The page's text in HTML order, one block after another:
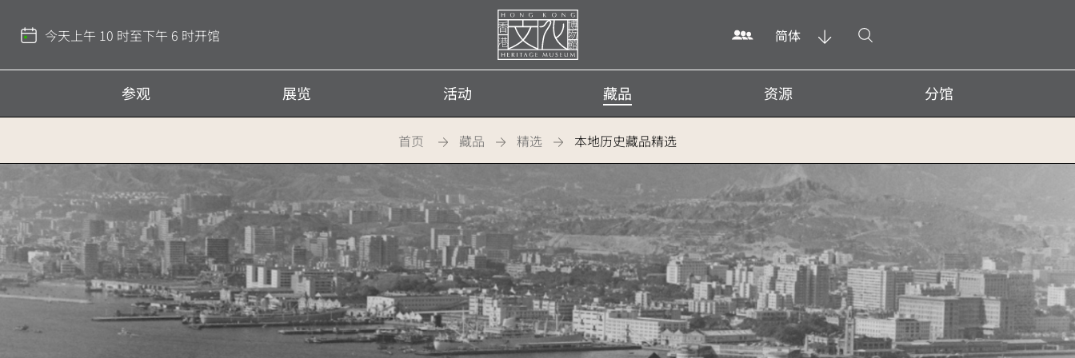
部
今天上午 10 时至下午 6 时开馆
首
简体 打开搜寻
参观 展览 活动 藏品 资源 分馆
首页 藏品 精选 本地历史藏品精选